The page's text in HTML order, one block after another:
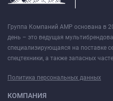
Группа Компаний АМР основана в
день – это ведущая
специализирующаяся на поставке
спецтехники, а также запасных
Политика персональных данных
КОМПАНИЯ